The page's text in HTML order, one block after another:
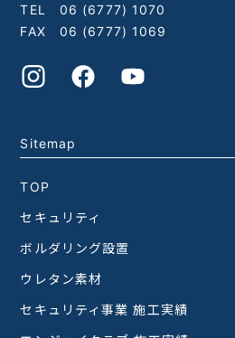
TEL 06 (6777) 1070
FAX 06 (6777) 1069
Sitemap
TOP
セキュリティ
ボルダリング設置
ウレタン素材
セキュリティ事業 施工実績